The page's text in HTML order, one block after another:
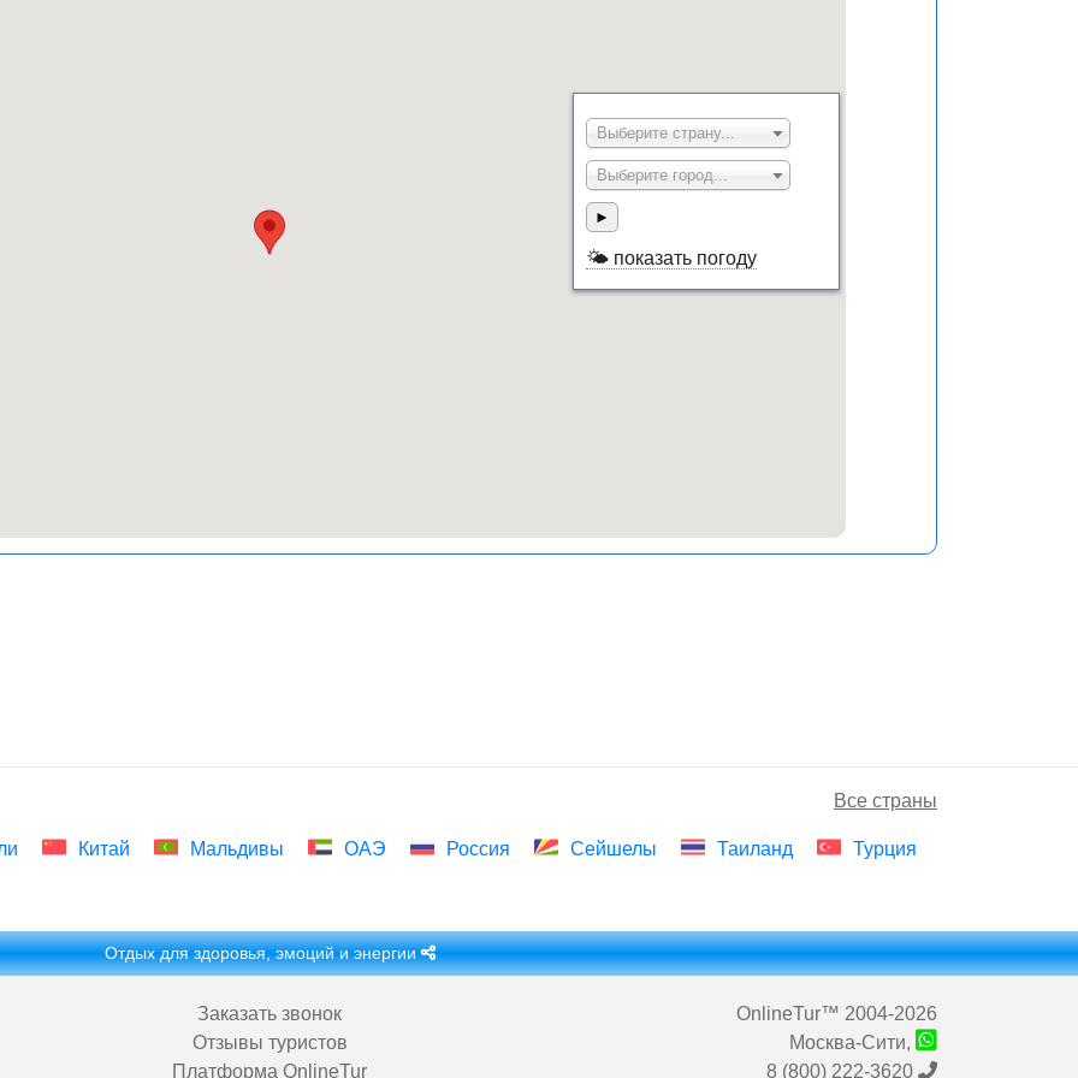
Все страны
Китай Мальдивы ОАЭ Россия Сейшелы Таиланд Турция
Отдых для здоровья, эмоций и энергии
Заказать звонок
Отзывы туристов
Платформа OnlineTur
OnlineTur™ 2004-2026
Москва-Сити,
8 (800) 222-3620